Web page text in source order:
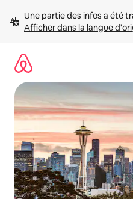
directement
Afficher dans la langue